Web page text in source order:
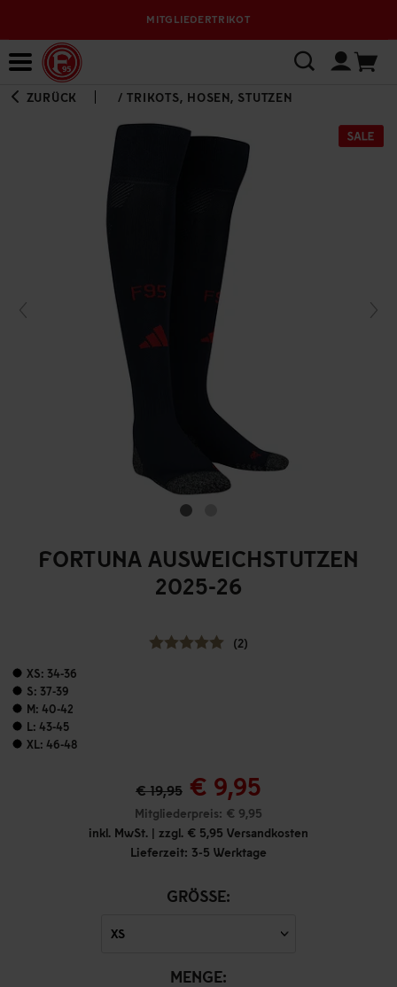
MITGLIEDERTRIKOT
ZURÜCK /TRIKOTS, HOSEN, STUTZEN
FORTUNA AUSWEICHSTUTZEN
2025-26
(2)
XS: 34-36
S: 37-39
M: 40-42
L: 43-45
XL: 46-48
€ 19,95 € 9,95
Mitgliederpreis: € 9,95
inkl. MwSt. | zzgl. € 5,95 Versandkosten
Lieferzeit: 3-5 Werktage
GRÖSSE:
MENGE: